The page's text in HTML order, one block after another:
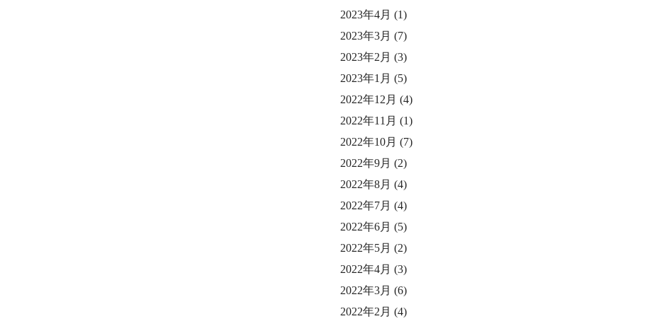
2023年4月 (1)
2023年3月 (7)
2023年2月 (3)
2023年1月 (5)
2022年12月 (4)
2022年11月 (1)
2022年10月 (7)
2022年9月 (2)
2022年8月 (4)
2022年7月 (4)
2022年6月 (5)
2022年5月 (2)
2022年4月 (3)
2022年3月 (6)
2022年2月 (4)